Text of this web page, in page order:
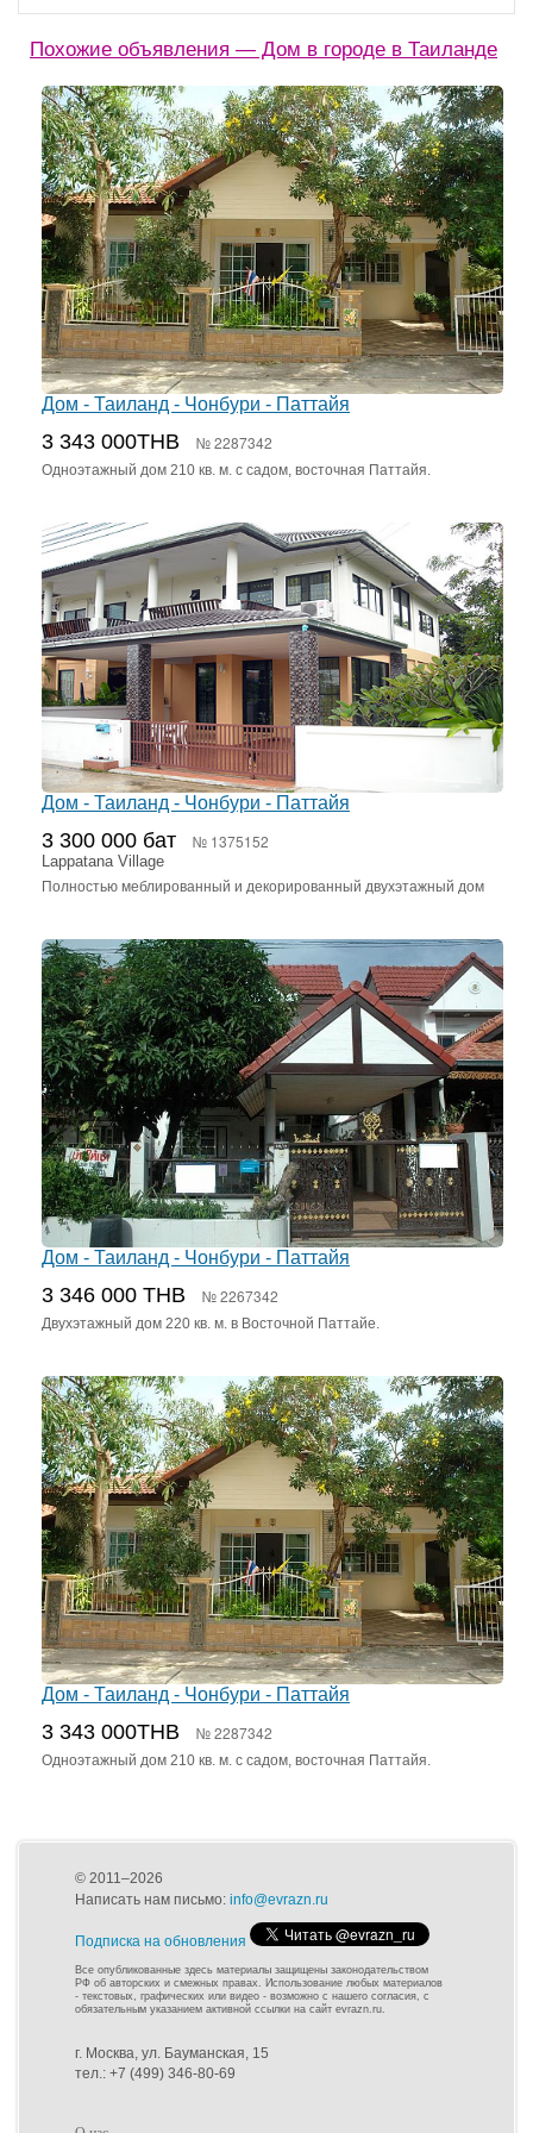
Похожие объявления — Дом в городе в Таиланде
Дом - Таиланд - Чонбури - Паттайя
3 343 000THB № 2287342
Одноэтажный дом 210 кв. м. с садом, восточная Паттайя.
Дом - Таиланд - Чонбури - Паттайя
3 300 000 бат № 1375152
Lappatana Village
Полностью меблированный и декорированный двухэтажный дом
Дом - Таиланд - Чонбури - Паттайя
3 346 000 THB № 2267342
Двухэтажный дом 220 кв. м. в Восточной Паттайе.
Дом - Таиланд - Чонбури - Паттайя
3 343 000THB № 2287342
Одноэтажный дом 210 кв. м. с садом, восточная Паттайя.
© 2011–2026
Написать нам письмо: info@evrazn.ru
Подписка на обновления
Все опубликованные здесь материалы защищены законодательством
РФ об авторских и смежных правах. Использование любых материалов
- текстовых, графических или видео - возможно с нашего согласия, с
обязательным указанием активной ссылки на сайт evrazn.ru.
г. Москва, ул. Бауманская, 15
тел.: +7 (499) 346-80-69